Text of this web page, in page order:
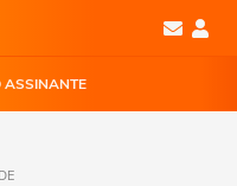
ASSINANTE